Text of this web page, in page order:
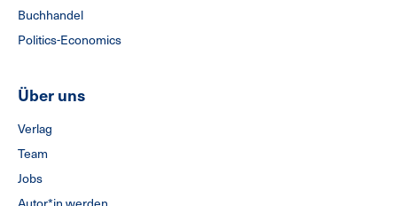
Buchhandel
Politics-Economics
Über uns
Verlag
Team
Jobs